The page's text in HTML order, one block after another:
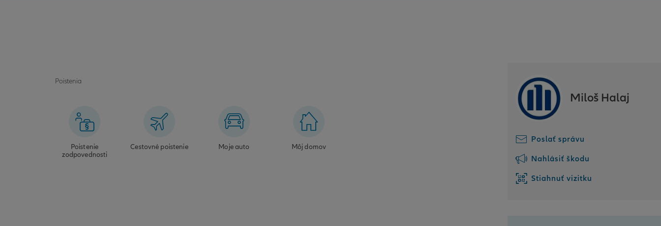
Miloš Halaj
Poslať správu
Nahlásiť škodu
Stiahnuť vizitku
Poistenia
Poistenie
zodpovednosti
Cestovné poistenie Moje auto Môj domov